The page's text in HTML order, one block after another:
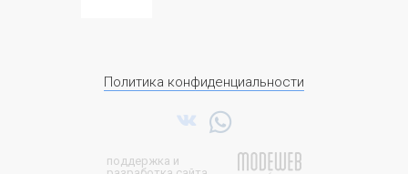
Политика конфиденциальности
поддержка и